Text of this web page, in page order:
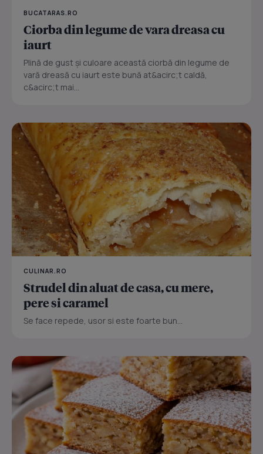
BUCATARAS.RO
Ciorba din legume de vara dreasa cu
iaurt
Plină de gust și culoare această ciorbă din legume de
vară dreasă cu iaurt este bună at&acirc;t caldă,
c&acirc;t mai...
CULINAR.RO
Strudel din aluat de casa, cu mere,
pere si caramel
Se face repede, usor si este foarte bun...